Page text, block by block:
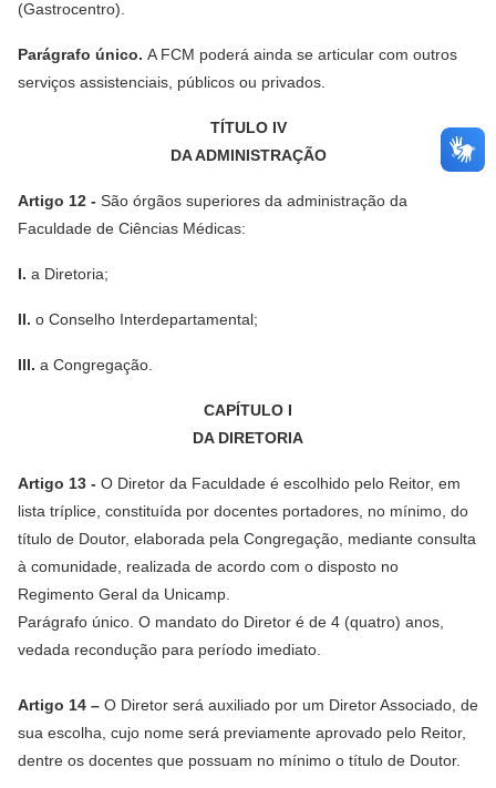
(Gastrocentro).
Parágrafo único. A FCM poderá ainda se articular com outros
serviços assistenciais, públicos ou privados.
TÍTULO IV
DA ADMINISTRAÇÃO
Artigo 12 - São órgãos superiores da administração da
Faculdade de Ciências Médicas:
I. a Diretoria;
II. o Conselho Interdepartamental;
III. a Congregação.
CAPÍTULO I
DA DIRETORIA
Artigo 13 - O Diretor da Faculdade é escolhido pelo Reitor, em
lista tríplice, constituída por docentes portadores, no mínimo, do
título de Doutor, elaborada pela Congregação, mediante consulta
à comunidade, realizada de acordo com o disposto no
Regimento Geral da Unicamp.
Parágrafo único. O mandato do Diretor é de 4 (quatro) anos,
vedada recondução para período imediato.
Artigo 14 – O Diretor será auxiliado por um Diretor Associado, de
sua escolha, cujo nome será previamente aprovado pelo Reitor,
dentre os docentes que possuam no mínimo o título de Doutor.